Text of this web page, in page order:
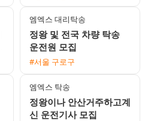
엠엑스 대리탁송
정왕 및 전국 차량 탁송
운전원 모집
#서울 구로구
엠엑스 탁송
정왕이나 안산거주하고계
신 운전기사 모집